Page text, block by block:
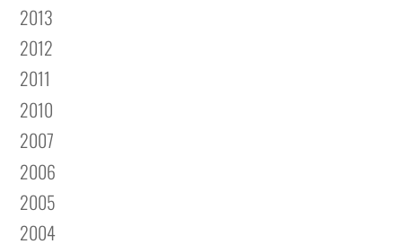
2013
2012
2011
2010
2007
2006
2005
2004